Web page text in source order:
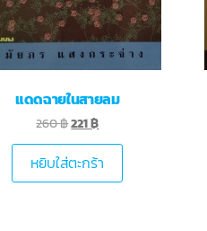
แดดฉายในสายลม
260฿221฿
หยิบใส่ตะกร้า